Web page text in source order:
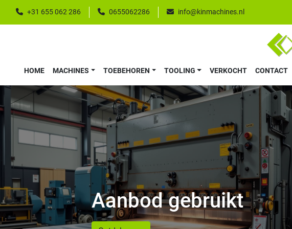
+31 655 062 286 0655062286 info@kinmachines.nl
HOME MACHINES TOEBEHOREN TOOLING VERKOCHT CONTACT
Aanbod gebruikt